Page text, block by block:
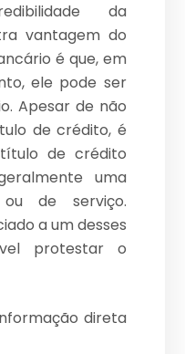
da
vantagem do
é que, em
ele pode ser
Apesar de não
de crédito, é
de crédito
uma
de serviço.
a um desses
protestar o
direta